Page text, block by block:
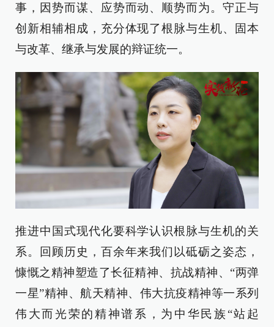
事，因势而谋、应势而动、顺势而为。守正与
创新相辅相成，充分体现了根脉与生机、固本
与改革、继承与发展的辩证统一。
推进中国式现代化要科学认识根脉与生机的关
系。回顾历史，百余年来我们以砥砺之姿态，
慷慨之精神塑造了长征精神、抗战精神、“两弹
一星”精神、航天精神、伟大抗疫精神等一系列
伟大而光荣的精神谱系，为中华民族“站起